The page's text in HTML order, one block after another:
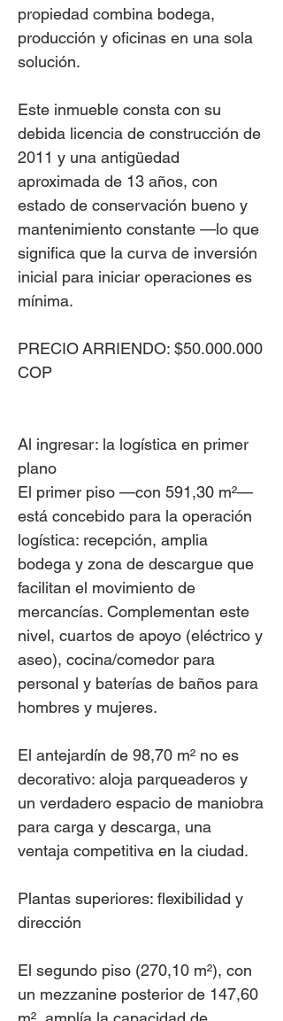
propiedad combina bodega,
producción y oficinas en una sola
solución.
Este inmueble consta con su
debida licencia de construcción de
2011 y una antigüedad
aproximada de 13 años, con
estado de conservación bueno y
mantenimiento constante —lo que
significa que la curva de inversión
inicial para iniciar operaciones es
mínima.
PRECIO ARRIENDO: $50.000.000
COP
Al ingresar: la logística en primer
plano
El primer piso —con 591,30 m²—
está concebido para la operación
logística: recepción, amplia
bodega y zona de descargue que
facilitan el movimiento de
mercancías. Complementan este
nivel, cuartos de apoyo (eléctrico y
aseo), cocina/comedor para
personal y baterías de baños para
hombres y mujeres.
El antejardín de 98,70 m² no es
decorativo: aloja parqueaderos y
un verdadero espacio de maniobra
para carga y descarga, una
ventaja competitiva en la ciudad.
Plantas superiores: flexibilidad y
dirección
El segundo piso (270,10 m²), con
un mezzanine posterior de 147,60